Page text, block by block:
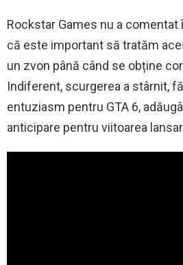
Rockstar Games nu a comentat
că este important să tratăm
un zvon până când se obține
Indiferent, scurgerea a stârnit,
entuziasm pentru GTA 6,
anticipare pentru viitoarea